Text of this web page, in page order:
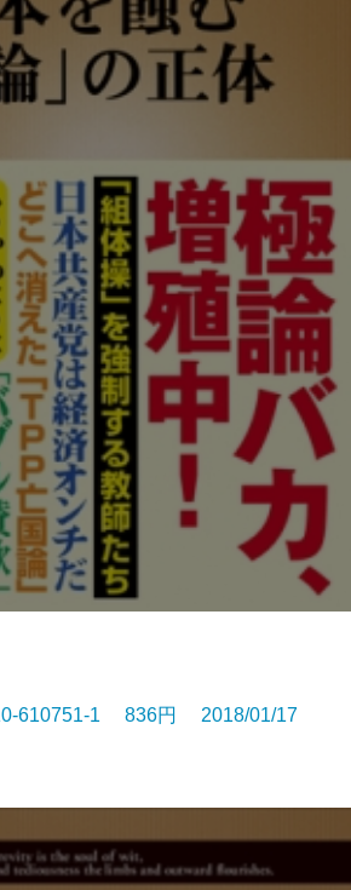
610751-1 836円 2018/01/17